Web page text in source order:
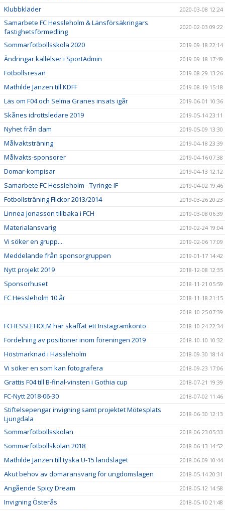
Klubbkläder 2020-03-08 12:24
Samarbete FC Hessleholm & Länsförsäkringars
fastighetsförmedling
2020-02-03 09:22
Sommarfotbollsskola 2020 2019-09-18 22:14
Ändringar kallelser i SportAdmin 2019-09-18 17:49
Fotbollsresan 2019-08-29 13:26
Mathilde Janzen till KDFF 2019-08-19 15:18
Läs om F04 och Selma Granes insats igår 2019-06-01 10:36
Skånes idrottsledare 2019 2019-05-14 23:11
Nyhet från dam 2019-05-09 13:30
Målvaktsträning 2019-04-18 23:39
Målvakts-sponsorer 2019-04-16 07:38
Domar-kompisar 2019-04-13 12:12
Samarbete FC Hessleholm - Tyringe IF 2019-04-02 19:46
Fotbollsträning Flickor 2013/2014 2019-03-26 20:23
Linnea Jonasson tillbaka i FCH 2019-03-08 06:39
Materialansvarig 2019-02-24 19:04
Vi söker en grupp.... 2019-02-06 17:09
Meddelande från sponsorgruppen 2019-01-17 14:42
Nytt projekt 2019 2018-12-08 12:35
Sponsorhuset 2018-11-21 05:59
FC Hessleholm 10 år
2018-11-18 21:15
2018-10-25 07:39
FCHESSLEHOLM har skaffat ett Instagramkonto 2018-10-24 22:34
Fördelning av positioner inom föreningen 2019 2018-10-10 10:32
Höstmarknad i Hässleholm 2018-09-30 18:14
Vi söker en som kan fotografera 2018-09-23 17:06
Grattis F04 till B-final-vinsten i Gothia cup 2018-07-21 19:39
FC-Nytt 2018-06-30 2018-07-02 11:46
Stiftelsepengar invigning samt projektet Mötesplats
Ljungdala
2018-06-30 12:13
Sommarfotbollsskolan 2018-06-23 05:33
Sommarfotbollskolan 2018 2018-06-13 14:52
Mathilde Janzen till tyska U-15 landslaget 2018-06-09 10:44
Akut behov av domaransvarig för ungdomslagen 2018-05-14 20:31
Angående Spicy Dream 2018-05-12 14:58
Invigning Österås 2018-05-10 21:48